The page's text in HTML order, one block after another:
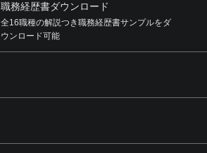
職務経歴書ダウンロード
全16職種の解説つき職務経歴書サンプルをダ
ウンロード可能